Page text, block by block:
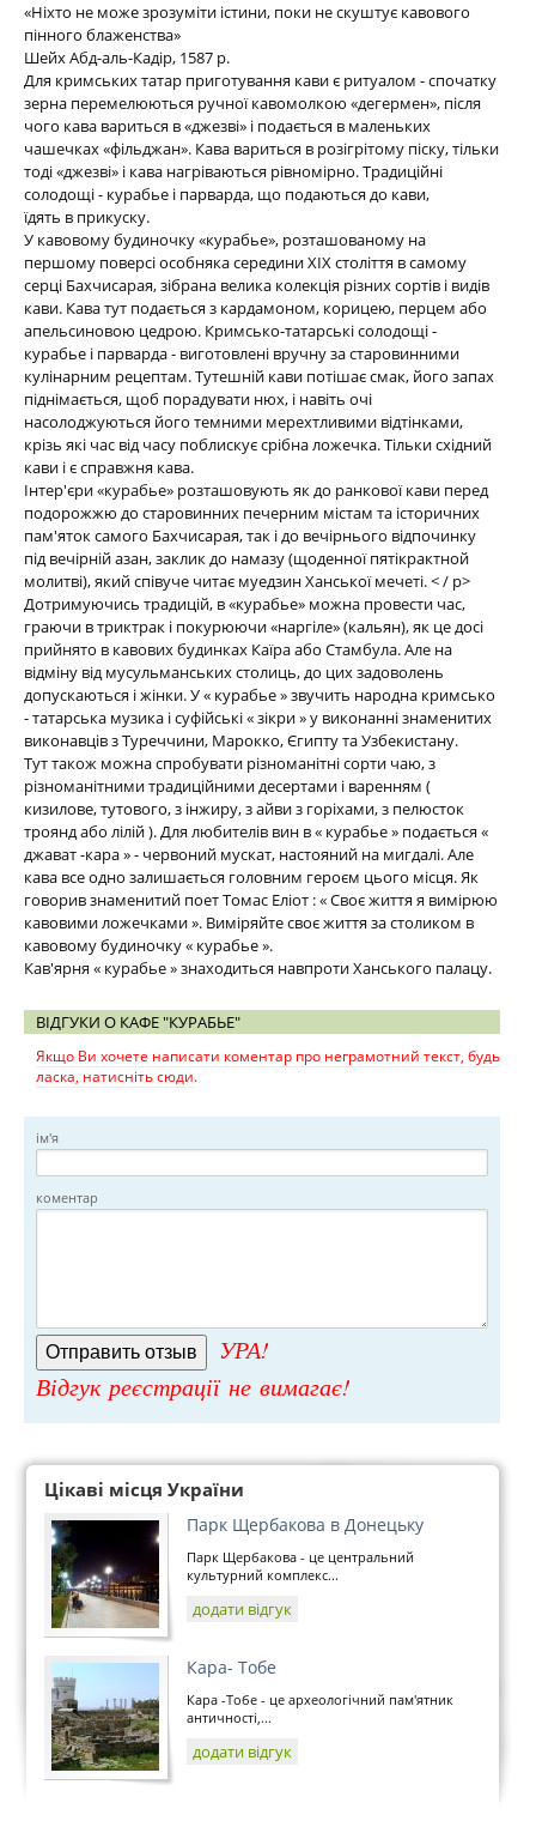
«Ніхто не може зрозуміти істини, поки не скуштує кавового
пінного блаженства»
Шейх Абд-аль-Кадір, 1587 р.
Для кримських татар приготування кави є ритуалом - спочатку
зерна перемелюються ручної кавомолкою «дегермен», після
чого кава вариться в «джезві» і подається в маленьких
чашечках «фільджан». Кава вариться в розігрітому піску, тільки
тоді «джезві» і кава нагріваються рівномірно. Традиційні
солодощі - курабье і парварда, що подаються до кави,
їдять в прикуску.
У кавовому будиночку «курабье», розташованому на
першому поверсі особняка середини XIX століття в самому
серці Бахчисарая, зібрана велика колекція різних сортів і видів
кави. Кава тут подається з кардамоном, корицею, перцем або
апельсиновою цедрою. Кримсько-татарські солодощі -
курабье і парварда - виготовлені вручну за старовинними
кулінарним рецептам. Тутешній кави потішає смак, його запах
піднімається, щоб порадувати нюх, і навіть очі
насолоджуються його темними мерехтливими відтінками,
крізь які час від часу поблискує срібна ложечка. Тільки східний
кави і є справжня кава.
Інтер'єри «курабье» розташовують як до ранкової кави перед
подорожжю до старовинних печерним містам та історичних
пам'яток самого Бахчисарая, так і до вечірнього відпочинку
під вечірній азан, заклик до намазу (щоденної пятікрактной
молитві), який співуче читає муедзин Ханської мечеті. < / p>
Дотримуючись традицій, в «курабье» можна провести час,
граючи в триктрак і покурюючи «наргіле» (кальян), як це досі
прийнято в кавових будинках Каїра або Стамбула. Але на
відміну від мусульманських столиць, до цих задоволень
допускаються і жінки. У « курабье » звучить народна кримсько
- татарська музика і суфійські « зікри » у виконанні знаменитих
виконавців з Туреччини, Марокко, Єгипту та Узбекистану.
Тут також можна спробувати різноманітні сорти чаю, з
різноманітними традиційними десертами і варенням (
кизилове, тутового, з інжиру, з айви з горіхами, з пелюсток
троянд або лілій ). Для любителів вин в « курабье » подається «
джават -кара » - червоний мускат, настояний на мигдалі. Але
кава все одно залишається головним героєм цього місця. Як
говорив знаменитий поет Томас Еліот : « Своє життя я вимірюю
кавовими ложечками ». Виміряйте своє життя за столиком в
кавовому будиночку « курабье ».
Кав'ярня « курабье » знаходиться навпроти Ханського палацу.
ВІДГУКИ О КАФЕ "КУРАБЬЕ"
Якщо Ви хочете написати коментар про неграмотний текст, будь
ласка, натисніть сюди.
ім'я
коментар
УРА!
Відгук реєстрації не вимагає!
Цікаві місця України
Парк Щербакова в Донецьку
Парк Щербакова - це центральний
культурний комплекс...
додати відгук
Кара- Тобе
Кара -Тобе - це археологічний пам'ятник
античності,...
додати відгук